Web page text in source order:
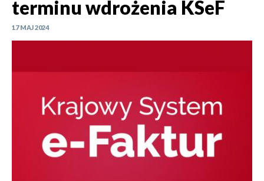
terminu wdrożenia KSeF
17 MAJ 2024